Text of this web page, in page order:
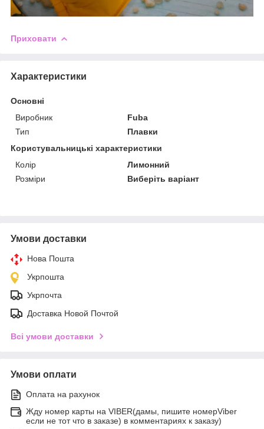
Приховати
Характеристики
Основні
Виробник
Fuba
Тип
Плавки
Користувальницькі характеристики
Колір
Лимонний
Розміри
Виберіть варіант
Умови доставки
Нова Пошта
Укрпошта
Укрпочта
Доставка Новой Почтой
Всі умови доставки
Умови оплати
Оплата на рахунок
Жду номер карты на VIBER(дамы, пишите номерViber
если не тот что в заказе) в комментариях к заказу)